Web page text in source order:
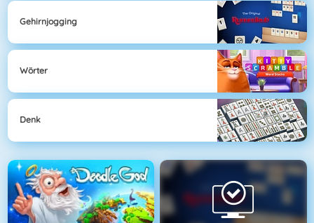
Gehirnjogging
Wörter
Denk